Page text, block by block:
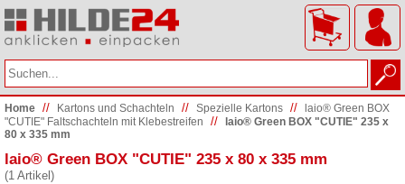
Home // Kartons und Schachteln // Spezielle Kartons //
laio® Green BOX
"CUTIE" Faltschachteln mit Klebestreifen
//
laio® Green BOX "CUTIE" 235 x
80 x 335 mm
laio® Green BOX "CUTIE" 235 x 80 x 335 mm
(1 Artikel)